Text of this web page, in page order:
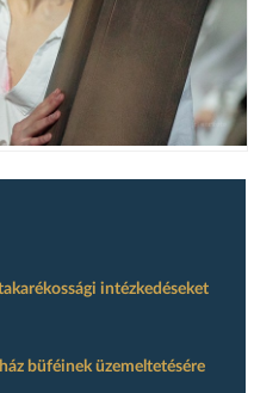
intézkedéseket
büféinek üzemeltetésére